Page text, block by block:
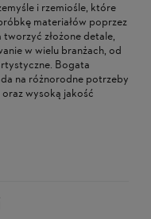
i rzemiośle, które
materiałów poprzez
złożone detale,
w wielu branżach, od
Bogata
na różnorodne potrzeby
wysoką jakość